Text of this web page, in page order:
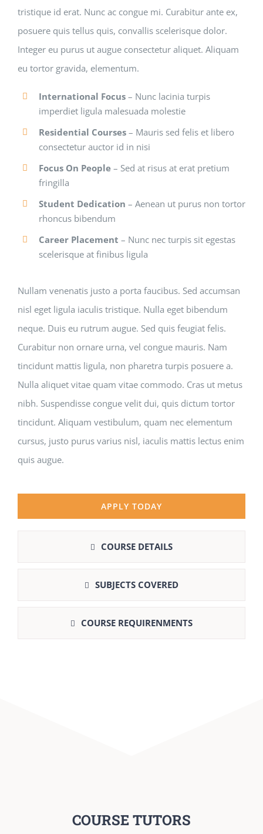
tristique id erat. Nunc ac congue mi. Curabitur ante ex,
posuere quis tellus quis, convallis scelerisque dolor.
Integer eu purus ut augue consectetur aliquet. Aliquam
eu tortor gravida, elementum.
International Focus – Nunc lacinia turpis
imperdiet ligula malesuada molestie
Residential Courses – Mauris sed felis et libero
consectetur auctor id in nisi
Focus On People – Sed at risus at erat pretium
fringilla
Student Dedication – Aenean ut purus non tortor
rhoncus bibendum
Career Placement – Nunc nec turpis sit egestas
scelerisque at finibus ligula
Nullam venenatis justo a porta faucibus. Sed accumsan
nisl eget ligula iaculis tristique. Nulla eget bibendum
neque. Duis eu rutrum augue. Sed quis feugiat felis.
Curabitur non ornare urna, vel congue mauris. Nam
tincidunt mattis ligula, non pharetra turpis posuere a.
Nulla aliquet vitae quam vitae commodo. Cras ut metus
nibh. Suspendisse congue velit dui, quis dictum tortor
tincidunt. Aliquam vestibulum, quam nec elementum
cursus, justo purus varius nisl, iaculis mattis lectus enim
quis augue.
APPLY TODAY
COURSE DETAILS
SUBJECTS COVERED
COURSE REQUIRENMENTS
COURSE TUTORS